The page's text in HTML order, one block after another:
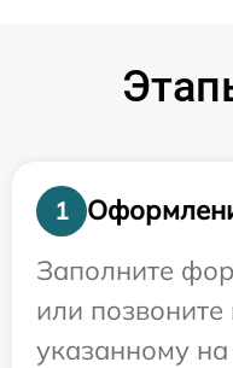
1
Заполните
или
указанному на